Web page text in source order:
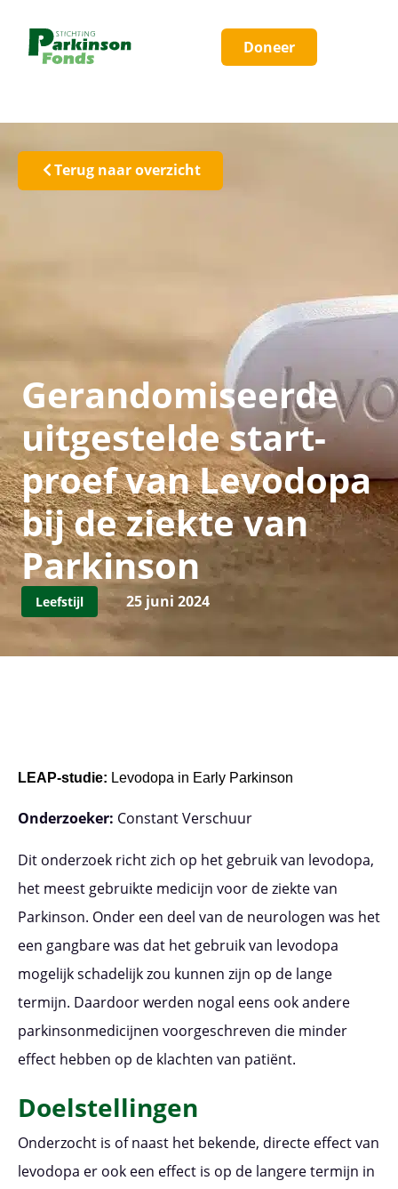
Doneer
Terug naar overzicht
Gerandomiseerde
uitgestelde start-
proef van Levodopa
bij de ziekte van
Parkinson
Leefstijl 25 juni 2024
LEAP-studie: Levodopa in Early Parkinson
Onderzoeker: Constant Verschuur
Dit onderzoek richt zich op het gebruik van levodopa,
het meest gebruikte medicijn voor de ziekte van
Parkinson. Onder een deel van de neurologen was het
een gangbare was dat het gebruik van levodopa
mogelijk schadelijk zou kunnen zijn op de lange
termijn. Daardoor werden nogal eens ook andere
parkinsonmedicijnen voorgeschreven die minder
effect hebben op de klachten van patiënt.
Doelstellingen
Onderzocht is of naast het bekende, directe effect van
levodopa er ook een effect is op de langere termijn in